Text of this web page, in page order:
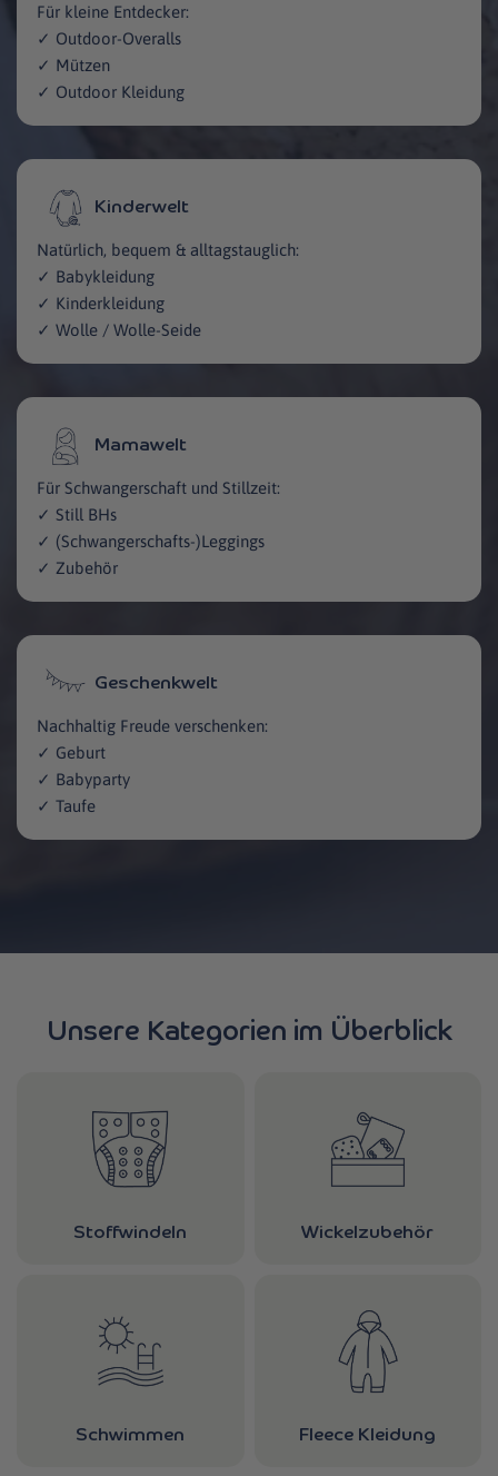
Für kleine Entdecker:
✓ Outdoor-Overalls
✓ Mützen
✓ Outdoor Kleidung
Kinderwelt
Natürlich, bequem & alltagstauglich:
✓ Babykleidung
✓ Kinderkleidung
✓ Wolle / Wolle-Seide
Mamawelt
Für Schwangerschaft und Stillzeit:
✓ Still BHs
✓ (Schwangerschafts-)Leggings
✓ Zubehör
Geschenkwelt
Nachhaltig Freude verschenken:
✓ Geburt
✓ Babyparty
✓ Taufe
Unsere Kategorien im Überblick
Stoffwindeln Wickelzubehör
Schwimmen Fleece Kleidung